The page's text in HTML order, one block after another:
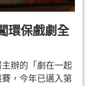
環保戲劇全
辦的「劇在一起
，今年已邁入第